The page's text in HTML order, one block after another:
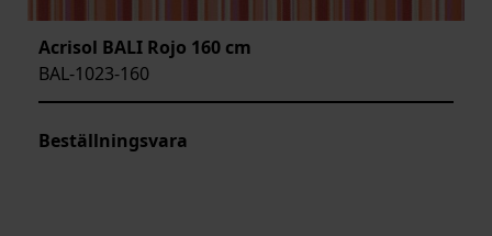
Acrisol BALI Rojo 160 cm
BAL-1023-160
Beställningsvara